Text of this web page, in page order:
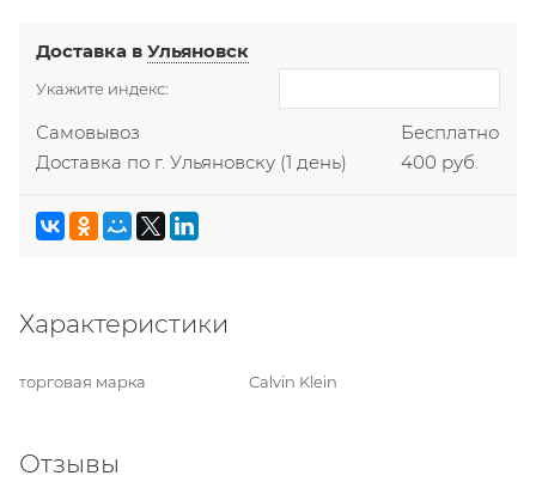
Доставка вУльяновск
Укажите индекс:
Самовывоз
Бесплатно
Доставка по г. Ульяновску (1 день) 400 руб.
Характеристики
торговая марка Calvin Klein
Отзывы